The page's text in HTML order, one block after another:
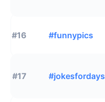
#16 #funnypics
#17 #jokesfordays